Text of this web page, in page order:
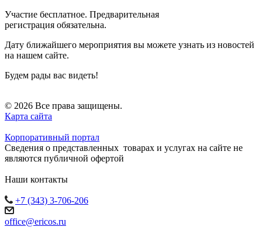
Участие бесплатное. Предварительная
регистрация обязательна.
Дату ближайшего мероприятия вы можете узнать из новостей
на нашем сайте.
Будем рады вас видеть!
© 2026 Все права защищены.
Карта сайта
Корпоративный портал
Сведения о представленных товарах и услугах на сайте не
являются публичной офертой
Наши контакты
+7 (343) 3-706-206
office@ericos.ru